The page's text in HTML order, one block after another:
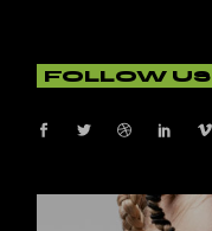
FOLLOW US